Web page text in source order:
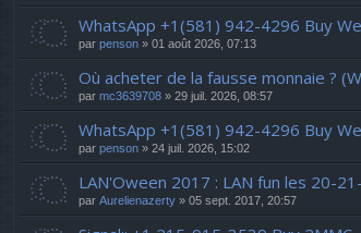
WhatsApp +1(581) 942-4296 Buy
par penson » 01 août 2026, 07:13
Où acheter de la fausse monnaie ?
par mc3639708 » 29 juil. 2026, 08:57
WhatsApp +1(581) 942-4296 Buy
par penson » 24 juil. 2026, 15:02
LAN'Oween 2017 : LAN fun les 20-
par Aurelienazerty » 05 sept. 2017, 20:57